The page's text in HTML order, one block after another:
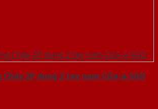
Cháy 2P dung 2 tay nam Cửa-a-SGD